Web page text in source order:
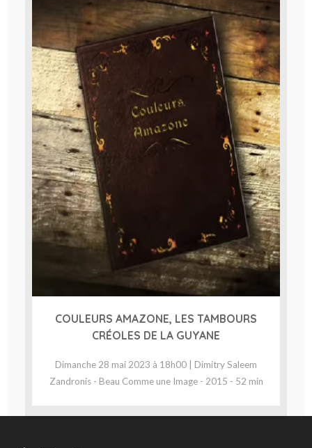
COULEURS AMAZONE, LES TAMBOURS
CRÉOLES DE LA GUYANE
Dimanche 28 mai 2023 à 18h00 | Dimitry Saleem
Zandronis - Beau Comme une Image - 2015 - 52 min